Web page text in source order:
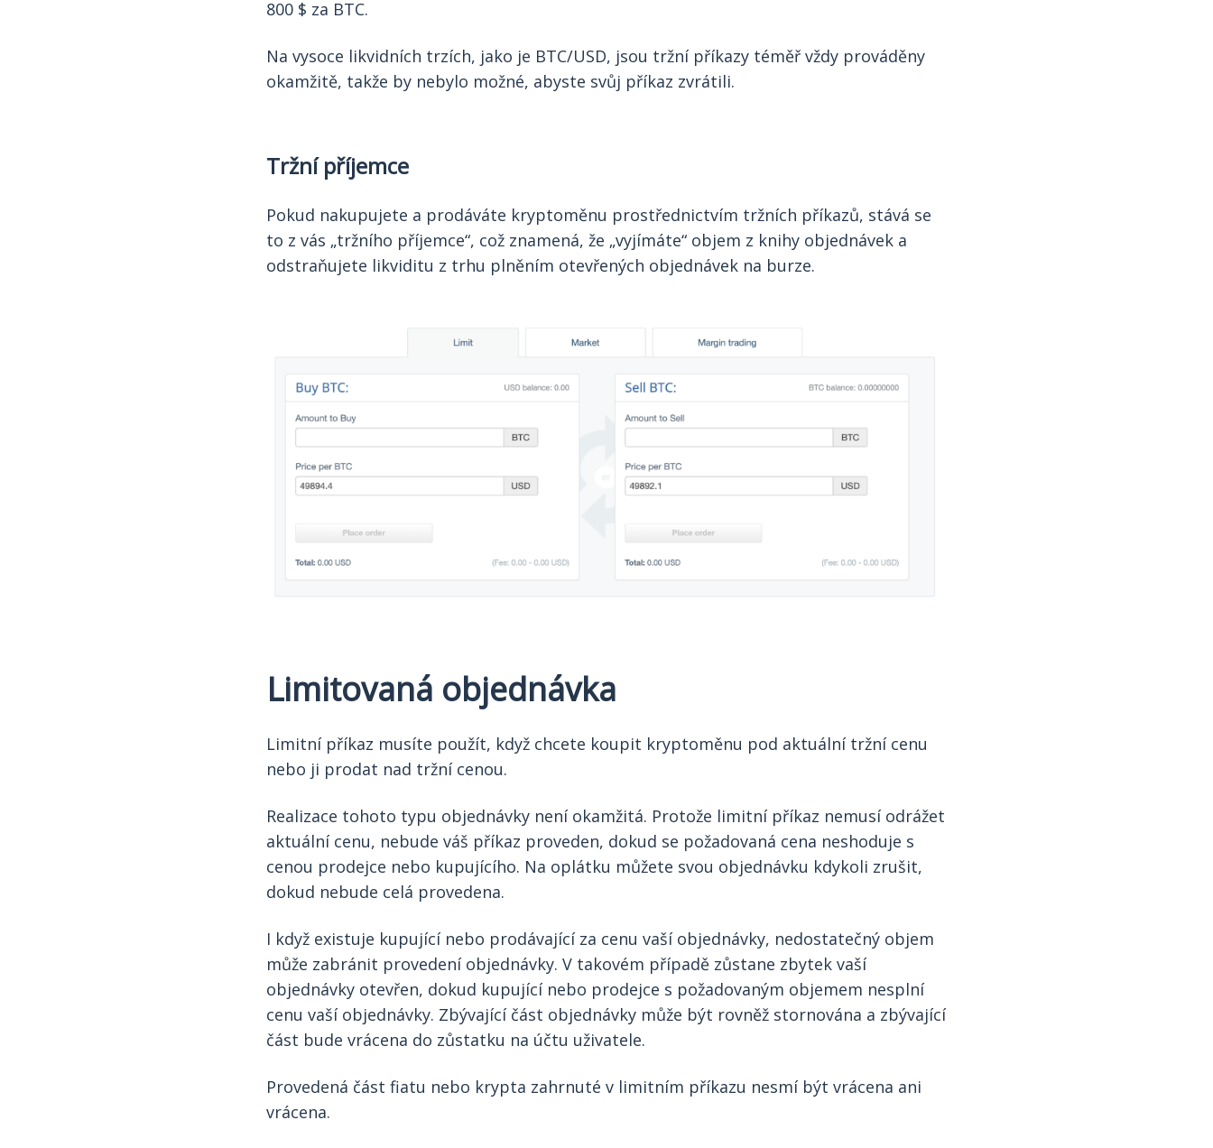
800 $ za BTC.
Na vysoce likvidních trzích, jako je BTC/USD, jsou tržní příkazy téměř vždy prováděny
okamžitě, takže by nebylo možné, abyste svůj příkaz zvrátili.
Tržní příjemce
Pokud nakupujete a prodáváte kryptoměnu prostřednictvím tržních příkazů, stává se
to z vás „tržního příjemce“, což znamená, že „vyjímáte“ objem z knihy objednávek a
odstraňujete likviditu z trhu plněním otevřených objednávek na burze.
Limitovaná objednávka
Limitní příkaz musíte použít, když chcete koupit kryptoměnu pod aktuální tržní cenu
nebo ji prodat nad tržní cenou.
Realizace tohoto typu objednávky není okamžitá. Protože limitní příkaz nemusí odrážet
aktuální cenu, nebude váš příkaz proveden, dokud se požadovaná cena neshoduje s
cenou prodejce nebo kupujícího. Na oplátku můžete svou objednávku kdykoli zrušit,
dokud nebude celá provedena.
I když existuje kupující nebo prodávající za cenu vaší objednávky, nedostatečný objem
může zabránit provedení objednávky. V takovém případě zůstane zbytek vaší
objednávky otevřen, dokud kupující nebo prodejce s požadovaným objemem nesplní
cenu vaší objednávky. Zbývající část objednávky může být rovněž stornována a zbývající
část bude vrácena do zůstatku na účtu uživatele.
Provedená část fiatu nebo krypta zahrnuté v limitním příkazu nesmí být vrácena ani
vrácena.